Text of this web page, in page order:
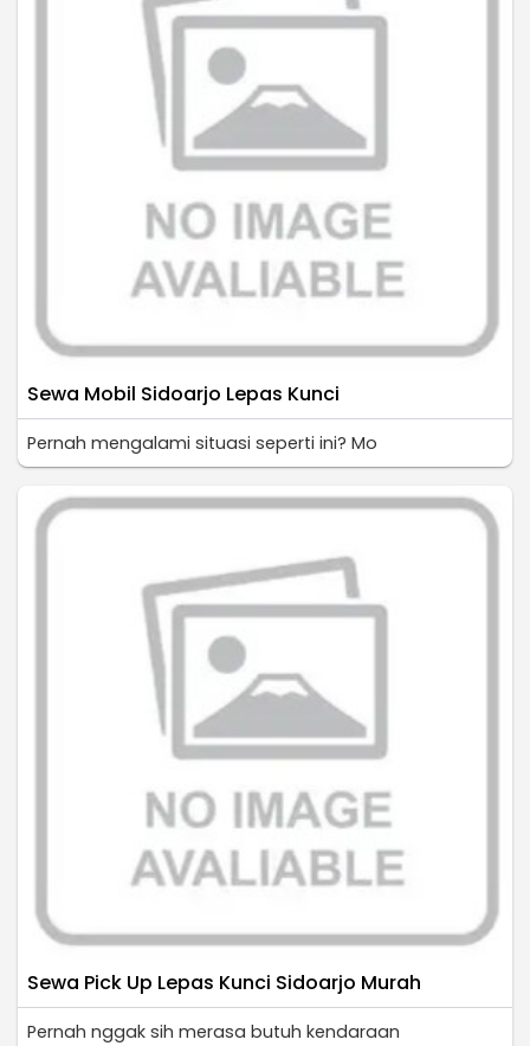
Sewa Mobil Sidoarjo Lepas Kunci
Pernah mengalami situasi seperti ini? Mo
Sewa Pick Up Lepas Kunci Sidoarjo Murah
Pernah nggak sih merasa butuh kendaraan